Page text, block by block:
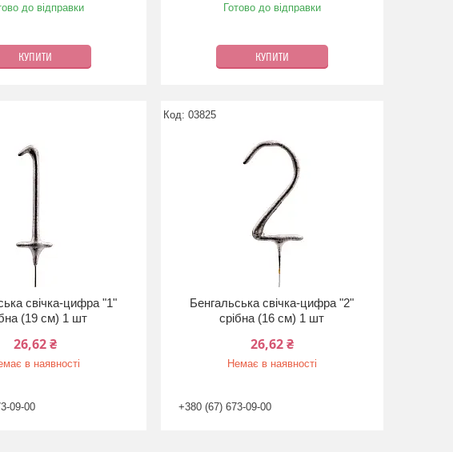
до відправки
КУПИТИ
Готово до відправки
КУПИТИ
свічка-цифра "1"
(19 см) 1 шт
26,62 ₴
в наявності
09-00
03825
Бенгальська свічка-цифра "2"
срібна (16 см) 1 шт
26,62 ₴
Немає в наявності
+380 (67) 673-09-00